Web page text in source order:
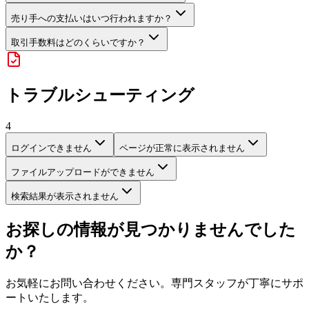
売り手への支払いはいつ行われますか？
取引手数料はどのくらいですか？
トラブルシューティング
4
ログインできません ページが正常に表示されません
ファイルアップロードができません
検索結果が表示されません
お探しの情報が見つかりませんでした
か？
お気軽にお問い合わせください。専門スタッフが丁寧にサポ
ートいたします。